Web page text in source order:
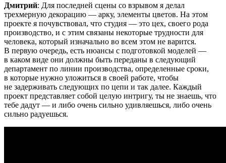
Дмитрий: Для последней сцены со взрывом я делал
трехмерную декорацию — арку, элементы цветов. На этом
проекте я почувствовал, что студия — это цех, своего рода
производство, и с этим связаны некоторые трудности для
человека, который изначально во всем этом не варится.
В первую очередь, есть нюансы с подготовкой моделей —
в каком виде они должны быть переданы в следующий
департамент по линии производства, определенные сроки,
в которые нужно уложиться в своей работе, чтобы
не задерживать следующих по цепи и так далее. Каждый
проект представляет собой целую интригу, ты не знаешь, что
тебе дадут — и либо очень сильно удивляешься, либо очень
сильно радуешься.